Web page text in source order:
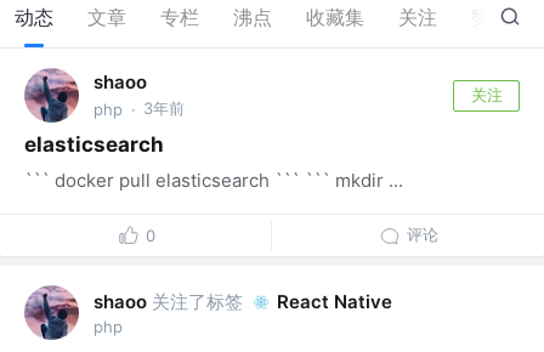
动态 文章 专栏 沸点 收藏集 关注 1
shaoo
php · 3年前
关注
elasticsearch
``` docker pull elasticsearch ``` ``` mkdir ...
0 评论
shaoo 关注了标签 React Native
php